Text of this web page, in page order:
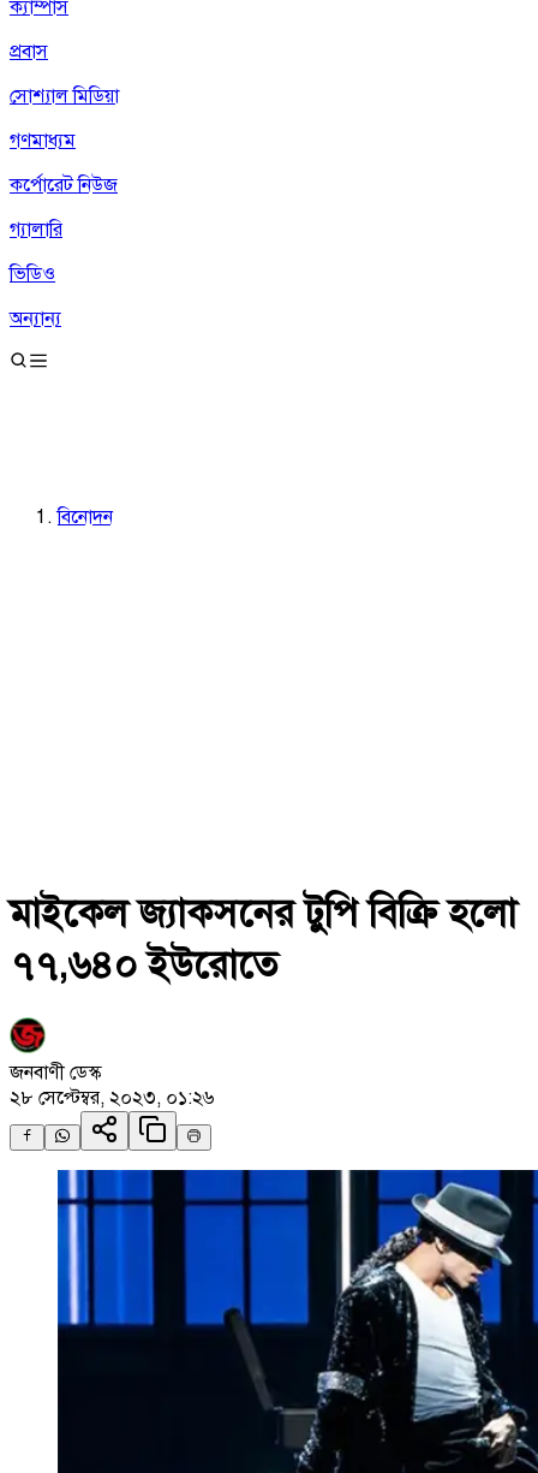
ক্যাম্পাস
প্রবাস
সোশ্যাল মিডিয়া
গণমাধ্যম
কর্পোরেট নিউজ
গ্যালারি
ভিডিও
অন্যান্য
বিনোদন
মাইকেল জ্যাকসনের টুপি বিক্রি হলো
৭৭,৬৪০ ইউরোতে
জনবাণী ডেস্ক
২৮ সেপ্টেম্বর, ২০২৩, ০১:২৬